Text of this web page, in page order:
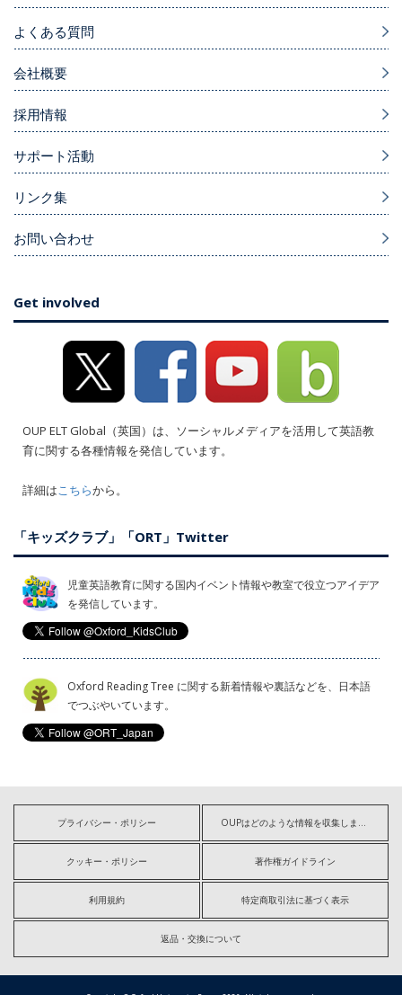
よくある質問
会社概要
採用情報
サポート活動
リンク集
お問い合わせ
Get involved
OUP ELT Global（英国）は、ソーシャルメディアを活用して英語教
育に関する各種情報を発信しています。
詳細はこちらから。
「キッズクラブ」「ORT」Twitter
児童英語教育に関する国内イベント情報や教室で役立つアイデア
を発信しています。
Oxford Reading Tree に関する新着情報や裏話などを、日本語
でつぶやいています。
プライバシー・ポリシー
クッキー・ポリシー 著作権ガイドライン
利用規約 特定商取引法に基づく表示
返品・交換について